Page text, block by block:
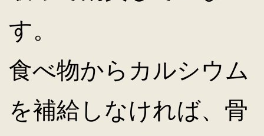
す。
食べ物からカルシウム
を補給しなければ、骨